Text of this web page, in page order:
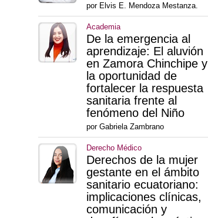
por Elvis E. Mendoza Mestanza.
Academia
De la emergencia al
aprendizaje: El aluvión
en Zamora Chinchipe y
la oportunidad de
fortalecer la respuesta
sanitaria frente al
fenómeno del Niño
por Gabriela Zambrano
Derecho Médico
Derechos de la mujer
gestante en el ámbito
sanitario ecuatoriano:
implicaciones clínicas,
comunicación y